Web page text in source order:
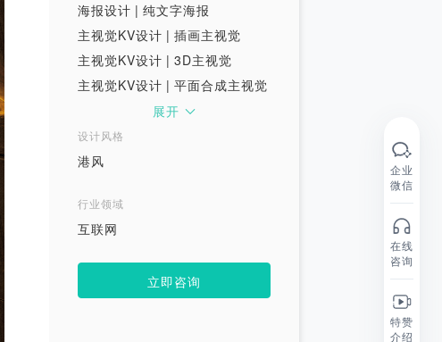
海报设计 | 纯文字海报
主视觉KV设计 | 插画主视觉
主视觉KV设计 | 3D主视觉
主视觉KV设计 | 平面合成主视觉
主视觉KV设计 | 主视觉KV延展
视频 / 短视频
Social Video
Social Video
Social Video
Social Video | 访谈
展开
设计风格
港风
行业领域
互联网
立即咨询
企业
微信
在线
咨询
特赞
介绍